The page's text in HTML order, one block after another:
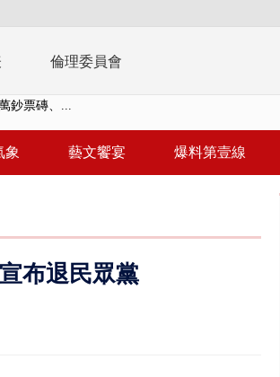
倫理委員會
家攪福」...
排除明...
象 藝文饗宴 爆料第壹線
布退民眾黨